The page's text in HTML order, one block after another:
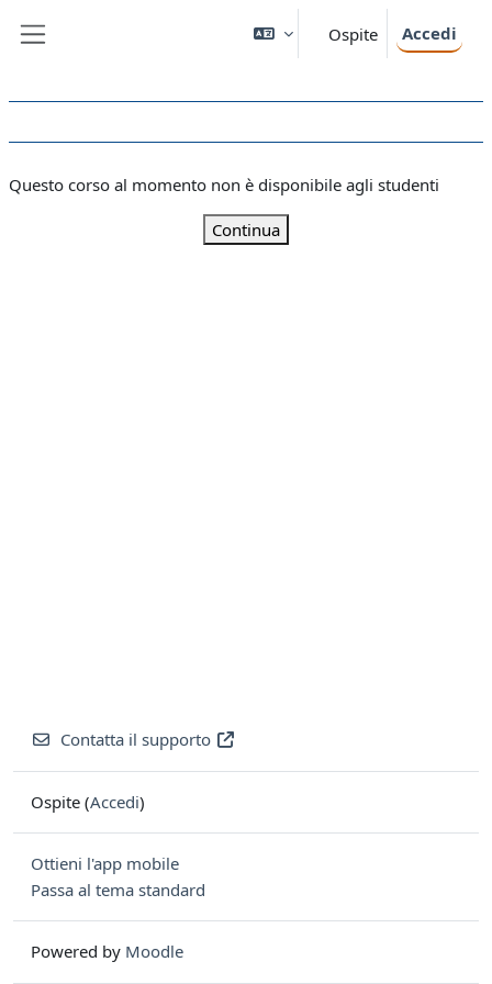
Ospite Accedi
Questo corso al momento non è disponibile agli studenti
Continua
Contatta il supporto
Ospite (Accedi)
Ottieni l'app mobile
Passa al tema standard
Powered by Moodle